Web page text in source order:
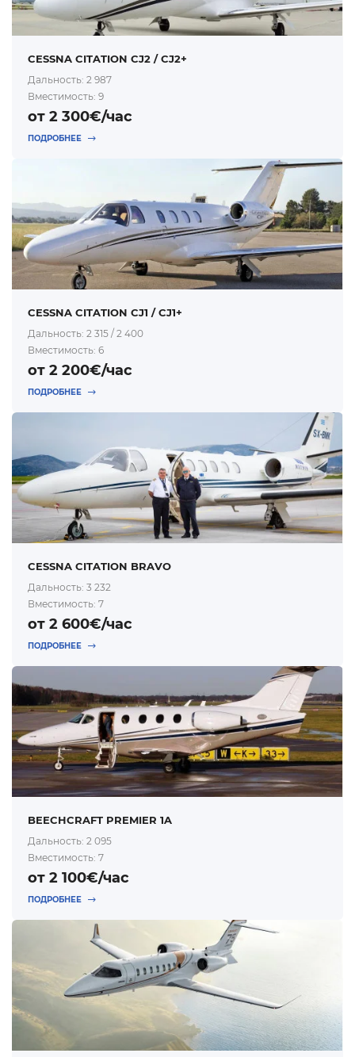
CESSNA CITATION CJ2 / CJ2+
Дальность: 2 987
Вместимость: 9
от 2 300€/час
ПОДРОБНЕЕ
CESSNA CITATION CJ1 / CJ1+
Дальность: 2 315 / 2 400
Вместимость: 6
от 2 200€/час
ПОДРОБНЕЕ
CESSNA CITATION BRAVO
Дальность: 3 232
Вместимость: 7
от 2 600€/час
ПОДРОБНЕЕ
BEECHCRAFT PREMIER 1A
Дальность: 2 095
Вместимость: 7
от 2 100€/час
ПОДРОБНЕЕ